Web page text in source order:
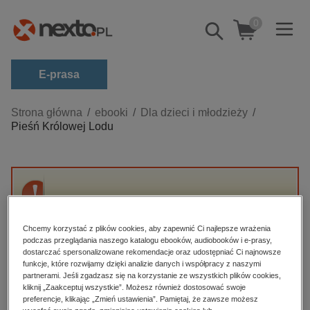
Pokaż/schowaj
wyszukiwarkę
0
E-prasa
Kategorie
Zobacz wszystkie E-prasa
budownictwo, aranżacja wnętrz
dzienniki
edukacja
hobby, sport, rozrywka
komputery, internet, technologie, informatyka
Strona główna ebooki
Dla dzieci i młodzieży
Pieśń Królowej Lodu
Przepraszamy, ale produkt „Pieśń Królowej
High-contrast mode
Polecane
Chcemy korzystać z plików cookies, aby zapewnić Ci najlepsze wrażenia
podczas przeglądania naszego katalogu ebooków, audiobooków i e-prasy,
dostarczać spersonalizowane rekomendacje oraz udostępniać Ci najnowsze
funkcje, które rozwijamy dzięki analizie danych i współpracy z naszymi
partnerami. Jeśli zgadzasz się na korzystanie ze wszystkich plików cookies,
kliknij „Zaakceptuj wszystkie”. Możesz również dostosować swoje
preferencje, klikając „Zmień ustawienia”. Pamiętaj, że zawsze możesz